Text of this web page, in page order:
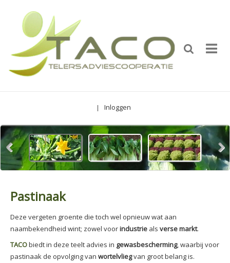
Inloggen
Pastinaak
Deze vergeten groente die toch wel opnieuw wat aan
naambekendheid wint; zowel voorindustrie als verse markt.
TACObiedt in deze teelt advies in gewasbescherming, waarbij voor
pastinaak de opvolging van wortelvliegvan groot belang is.